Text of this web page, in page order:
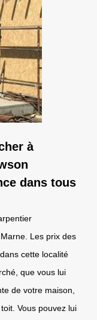
à
dans tous
Les prix des
cette localité
que vous lui
de votre maison,
Vous pouvez lui